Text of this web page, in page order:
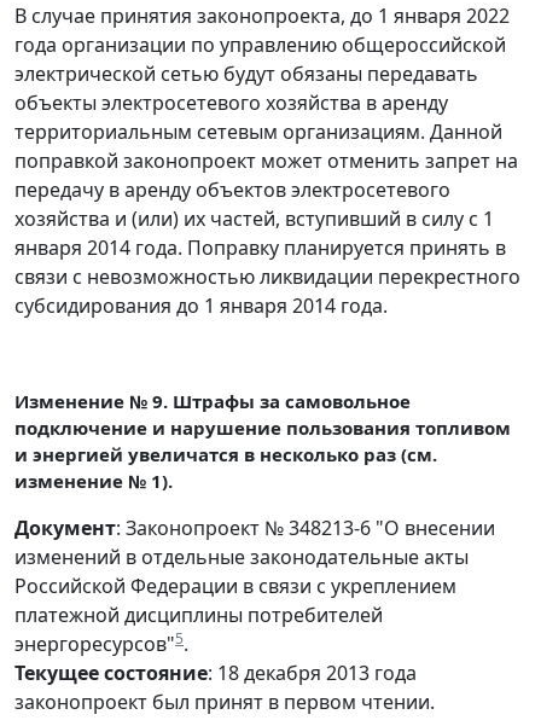
В случае принятия законопроекта, до 1 января 2022
года организации по управлению общероссийской
электрической сетью будут обязаны передавать
объекты электросетевого хозяйства в аренду
территориальным сетевым организациям. Данной
поправкой законопроект может отменить запрет на
передачу в аренду объектов электросетевого
хозяйства и (или) их частей, вступивший в силу с 1
января 2014 года. Поправку планируется принять в
связи с невозможностью ликвидации перекрестного
субсидирования до 1 января 2014 года.
Изменение № 9. Штрафы за самовольное
подключение и нарушение пользования топливом
и энергией увеличатся в несколько раз (см.
изменение № 1).
Документ: Законопроект № 348213-6 "О внесении
изменений в отдельные законодательные акты
Российской Федерации в связи с укреплением
платежной дисциплины потребителей
энергоресурсов"5.
Текущее состояние: 18 декабря 2013 года
законопроект был принят в первом чтении.